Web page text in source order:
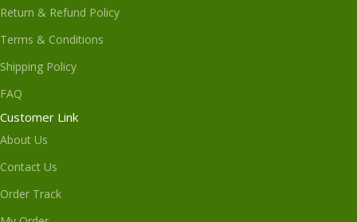
Return & Refund Policy
Terms & Conditions
Shipping Policy
FAQ
Customer Link
About Us
Contact Us
Order Track